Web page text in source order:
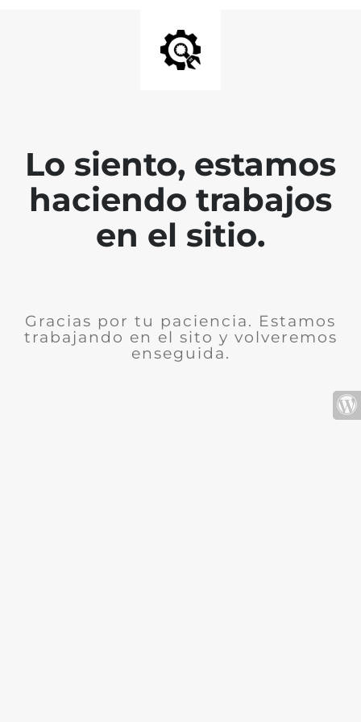
Lo siento, estamos
haciendo trabajos
en el sitio.
Gracias por tu paciencia. Estamos
trabajando en el sito y volveremos
enseguida.